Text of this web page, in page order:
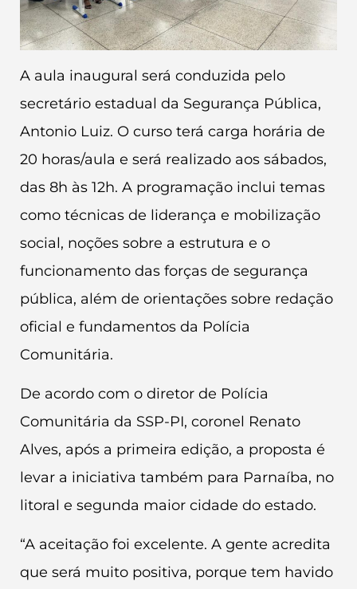
A aula inaugural será conduzida pelo
secretário estadual da Segurança Pública,
Antonio Luiz. O curso terá carga horária de
20 horas/aula e será realizado aos sábados,
das 8h às 12h. A programação inclui temas
como técnicas de liderança e mobilização
social, noções sobre a estrutura e o
funcionamento das forças de segurança
pública, além de orientações sobre redação
oficial e fundamentos da Polícia
Comunitária.
De acordo com o diretor de Polícia
Comunitária da SSP-PI, coronel Renato
Alves, após a primeira edição, a proposta é
levar a iniciativa também para Parnaíba, no
litoral e segunda maior cidade do estado.
“A aceitação foi excelente. A gente acredita
que será muito positiva, porque tem havido